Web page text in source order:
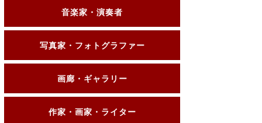
音楽家・演奏者
写真家・フォトグラファー
画廊・ギャラリー
作家・画家・ライター